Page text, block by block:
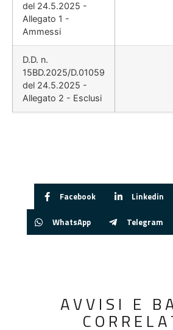
del 24.5.2025 -
Allegato 1 -
Ammessi
D.D. n.
15BD.2025/D.01059
del 24.5.2025 -
Allegato 2 - Esclusi
Facebook Linkedin
WhatsApp Telegram
AVVISI E